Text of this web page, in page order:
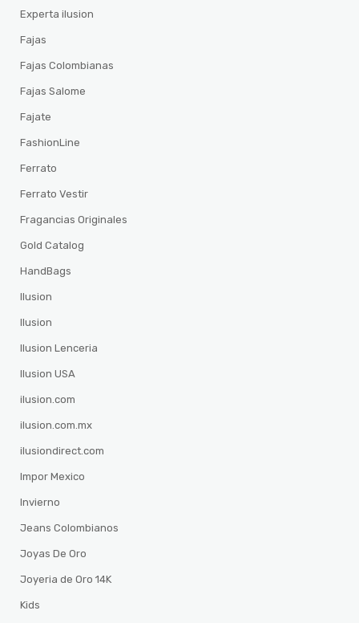
Experta ilusion
Fajas
Fajas Colombianas
Fajas Salome
Fajate
FashionLine
Ferrato
Ferrato Vestir
Fragancias Originales
Gold Catalog
HandBags
Ilusion
Ilusion
Ilusion Lenceria
Ilusion USA
ilusion.com
ilusion.com.mx
ilusiondirect.com
Impor Mexico
Invierno
Jeans Colombianos
Joyas De Oro
Joyeria de Oro 14K
Kids